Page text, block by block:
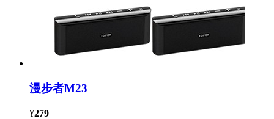
漫步者M23
¥279